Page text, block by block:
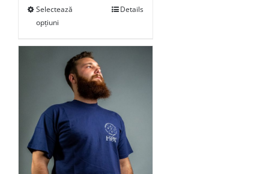
Selectează
opțiuni
Details